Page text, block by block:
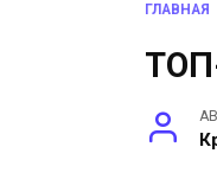
ГЛАВНАЯ